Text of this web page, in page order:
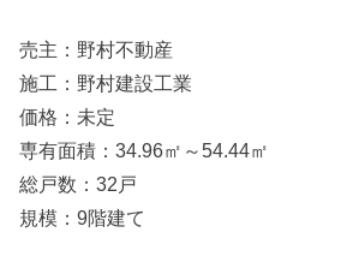
売主：野村不動産
施工：野村建設工業
価格：未定
専有面積：34.96㎡～54.44㎡
総戸数：32戸
規模：9階建て